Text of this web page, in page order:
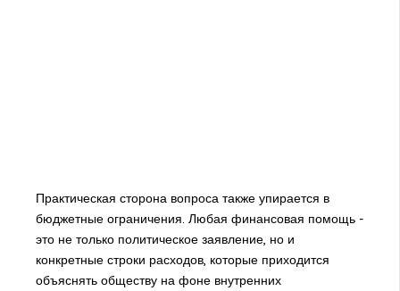
Практическая сторона вопроса также упирается в
бюджетные ограничения. Любая финансовая помощь -
это не только политическое заявление, но и
конкретные строки расходов, которые приходится
объяснять обществу на фоне внутренних